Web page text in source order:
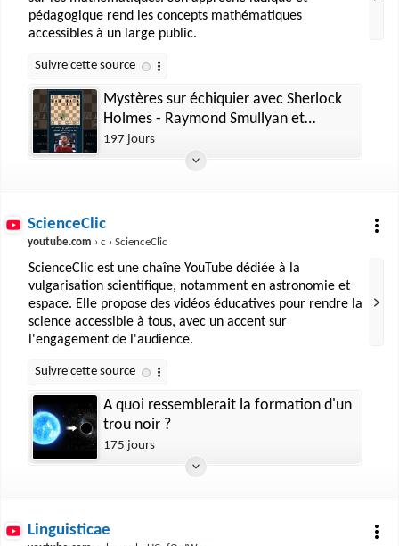
pédagogique rend les concepts mathématiques
accessibles à un large public.
Mystères sur échiquier avec Sherlock
Holmes - Raymond Smullyan et
l'analyse rétrograde
197 jours
ScienceClic
youtube.com › c › ScienceClic
ScienceClic est une chaîne YouTube dédiée à la
vulgarisation scientifique, notamment en astronomie et
espace. Elle propose des vidéos éducatives pour rendre la
science accessible à tous, avec un accent sur
l'engagement de l'audience.
A quoi ressemblerait la formation d'un
trou noir ?
175 jours
Linguisticae